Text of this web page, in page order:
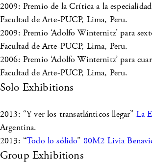
2009: Premio de la Crítica a la
Facultad de Arte-PUCP, Lima, Peru.
2009: Premio ‘Adolfo Winternitz’ para
Facultad de Arte-PUCP, Lima, Peru.
2006: Premio ‘Adolfo Winternitz’ para
Facultad de Arte-PUCP, Lima, Peru.
Solo Exhibitions
2013: “Y ver los transatlánticos llegar” La
Argentina.
2013: “Todo lo sólido” 80M2 Livia
Group Exhibitions